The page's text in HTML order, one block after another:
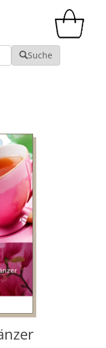
Suche